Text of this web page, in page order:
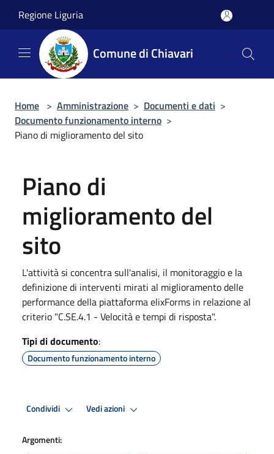
Regione Liguria
Comune di Chiavari
Home > Amministrazione > Documenti e dati >
Documento funzionamento interno >
Piano di miglioramento del sito
Piano di
miglioramento del
sito
L'attività si concentra sull'analisi, il monitoraggio e la
definizione di interventi mirati al miglioramento delle
performance della piattaforma elixForms in relazione al
criterio "C.SE.4.1 - Velocità e tempi di risposta".
Tipi di documento:
Documento funzionamento interno
Condividi Vedi azioni
Argomenti: